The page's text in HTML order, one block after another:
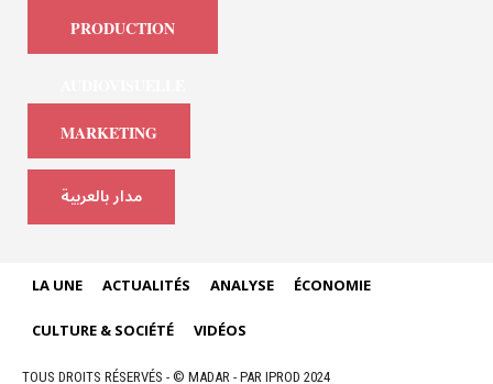
PRODUCTION
MARKETING
مدار بالعربية
LA UNE ACTUALITÉS ANALYSE ÉCONOMIE
CULTURE & SOCIÉTÉ VIDÉOS
TOUS DROITS RÉSERVÉS - © MADAR - PAR IPROD 2024